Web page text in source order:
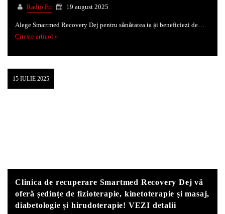
Radio Fir 19 august 2025
Alege Smartmed Recovery Dej pentru sănătatea ta și beneficiezi de…
Citeste articol »
15 IULIE 2025
Clinica de recuperare Smartmed Recovery Dej vă
oferă ședințe de fizioterapie, kinetoterapie și masaj,
diabetologie și hirudoterapie! VEZI detalii